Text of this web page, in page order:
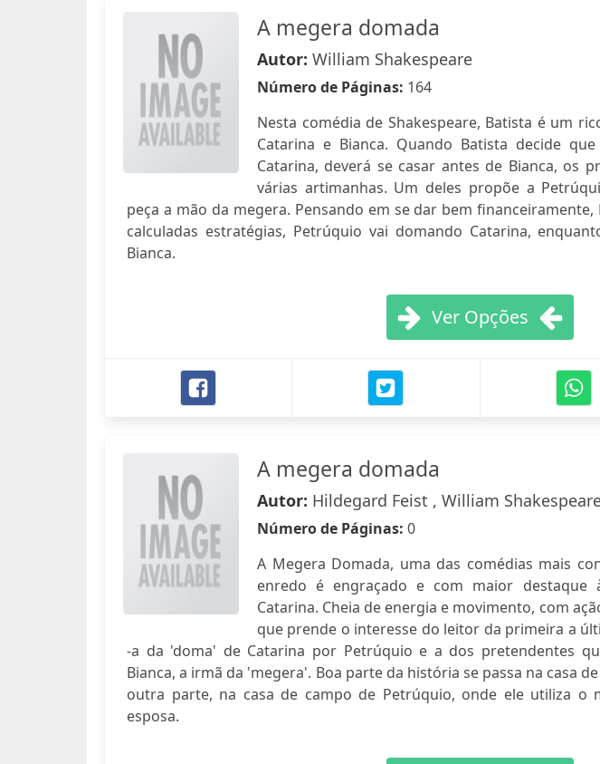
A megera domada
Autor: William Shakespeare
Número de Páginas: 164
Nesta comédia de Shakespeare, Batista é um
Catarina e Bianca. Quando Batista decide
Catarina, deverá se casar antes de Bianca, os
várias artimanhas. Um deles propõe a
peça a mão da megera. Pensando em se dar bem
calculadas estratégias, Petrúquio vai domando Catarina,
Bianca.
Ver Opções
A megera domada
Autor: Hildegard Feist , William
Número de Páginas: 0
A Megera Domada, uma das comédias mais
enredo é engraçado e com maior destaque
Catarina. Cheia de energia e movimento, com
que prende o interesse do leitor da primeira a
-a da 'doma' de Catarina por Petrúquio e a dos pretendentes
Bianca, a irmã da 'megera'. Boa parte da história se passa na casa
outra parte, na casa de campo de Petrúquio, onde ele utiliza o
esposa.